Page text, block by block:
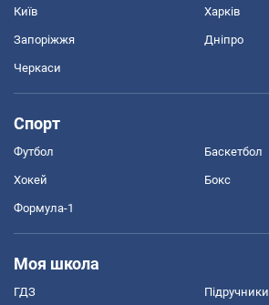
Київ Харків
Запоріжжя Дніпро
Черкаси
Спорт
Футбол Баскетбол
Хокей Бокс
Формула-1
Моя школа
ГДЗ Підручники